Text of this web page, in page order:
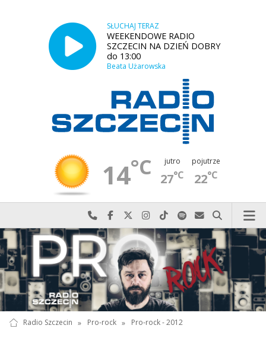
SŁUCHAJ TERAZ
WEEKENDOWE RADIO
SZCZECIN NA DZIEŃ DOBRY
do 13:00
Beata Użarowska
14°C jutro
27°C
pojutrze
22°C
Najlepiej po prostu do nas zadzwoń
Odwiedź nas na Facebook-u
Odwiedź nas na X
Odwiedź nas na Instagram-ie
Odwiedź nas na TikTok-u
Szukaj nas na Spotify
Wyślij do nas
Szukaj
Radio Szczecin » Pro-rock » Pro-rock - 2012